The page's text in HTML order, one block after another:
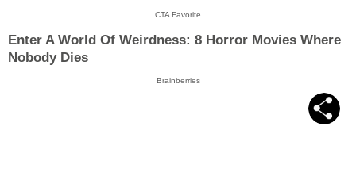
CTA Favorite
Enter A World Of Weirdness: 8 Horror Movies Where
Nobody Dies
Brainberries